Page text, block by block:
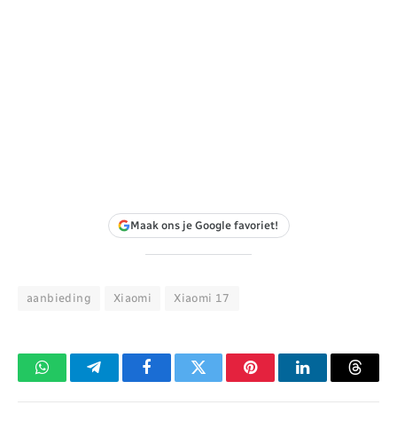
Maak ons je Google favoriet!
aanbieding Xiaomi Xiaomi 17
WhatsAppTelegramFacebookTwitter PinterestLinkedIn